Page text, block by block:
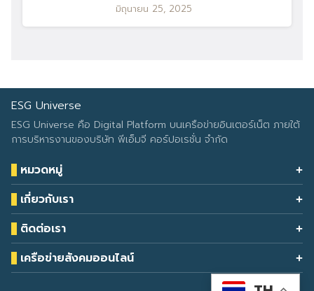
มิถุนายน 25, 2025
ESG Universe
ESG Universe คือ Digital Platform บนเครือข่ายอินเตอร์เน็ต ภายใต้
การบริหารงานของบริษัท พีเอ็มจี คอร์ปอเรชั่น จำกัด
หมวดหมู่
Health & Wellness
Eco Icon
ESG Data
Climate Change
ESG Report
เกี่ยวกับเรา
Our Services
About Us
Contact Us
ติดต่อเรา
โทรศัพท์: 090-549-2524
เครือข่ายสังคมออนไลน์